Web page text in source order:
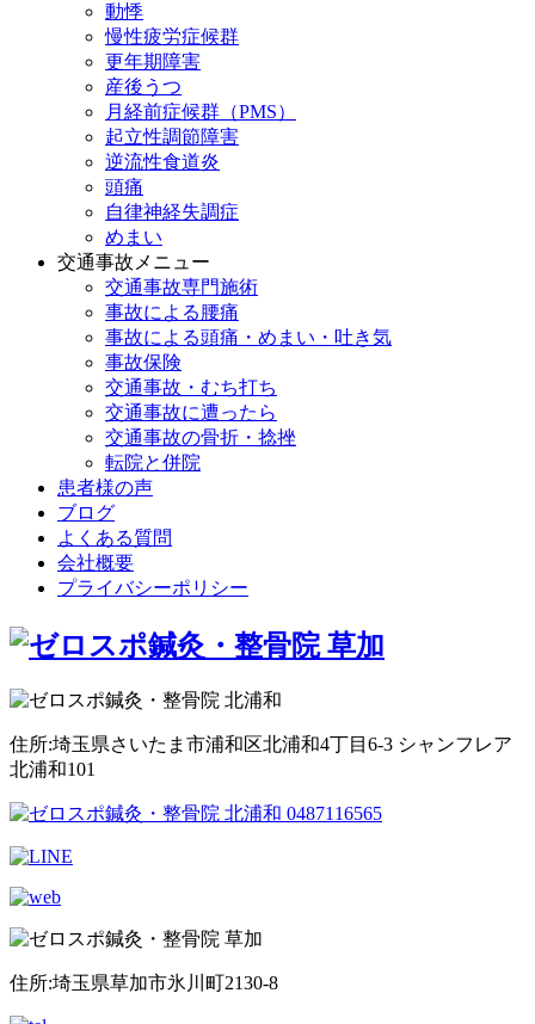
動悸
慢性疲労症候群
更年期障害
産後うつ
月経前症候群（PMS）
起立性調節障害
逆流性食道炎
頭痛
自律神経失調症
めまい
交通事故メニュー
交通事故専門施術
事故による腰痛
事故による頭痛・めまい・吐き気
事故保険
交通事故・むち打ち
交通事故に遭ったら
交通事故の骨折・捻挫
転院と併院
患者様の声
ブログ
よくある質問
会社概要
プライバシーポリシー
住所:埼玉県さいたま市浦和区北浦和4丁目6-3 シャンフレア
北浦和101
住所:埼玉県草加市氷川町2130-8